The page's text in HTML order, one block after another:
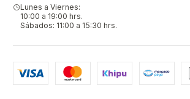
Lunes a Viernes:
10:00 a 19:00 hrs.
Sábados: 11:00 a 15:30 hrs.